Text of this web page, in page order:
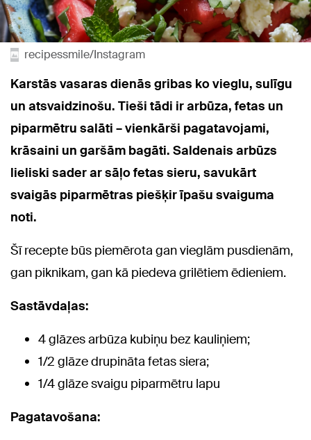
recipessmile/Instagram
Karstās vasaras dienās gribas ko vieglu, sulīgu
un atsvaidzinošu. Tieši tādi ir arbūza, fetas un
piparmētru salāti – vienkārši pagatavojami,
krāsaini un garšām bagāti. Saldenais arbūzs
lieliski sader ar sāļo fetas sieru, savukārt
svaigās piparmētras piešķir īpašu svaiguma
noti.
Šī recepte būs piemērota gan vieglām pusdienām,
gan piknikam, gan kā piedeva grilētiem ēdieniem.
Sastāvdaļas:
4 glāzes arbūza kubiņu bez kauliņiem;
1/2 glāze drupināta fetas siera;
1/4 glāze svaigu piparmētru lapu
Pagatavošana: